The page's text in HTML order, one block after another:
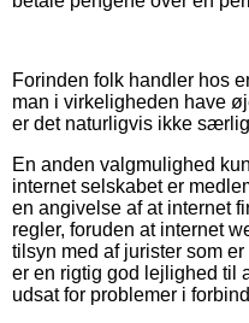
Forinden folk handler hos
man i virkeligheden have
er det naturligvis ikke
En anden valgmulighed
internet selskabet er
en angivelse af at internet
regler, foruden at internet
tilsyn med af jurister som
er en rigtig god lejlighed til
udsat for problemer i